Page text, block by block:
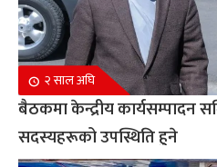
२ साल अघि
बैठकमा केन्द्रीय कार्यसम्पादन
सदस्यहरूको उपस्थिति हुने